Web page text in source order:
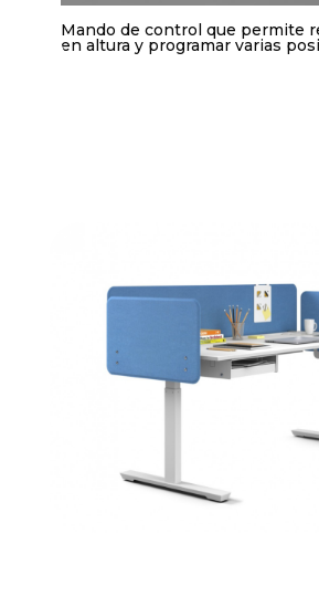
Mando de control que permite
en altura y programar varias